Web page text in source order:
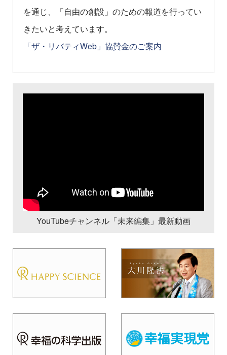
を通じ、「自由の創設」のための報道を行ってい
きたいと考えています。
「ザ・リバティWeb」協賛金のご案内
YouTubeチャンネル「未来編集」最新動画